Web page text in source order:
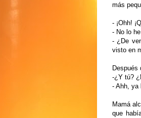
más
- ¡Ohh!
- No lo
- ¿De
visto en
Después
-¿Y tú?
- Ahh, ya
Mamá
que